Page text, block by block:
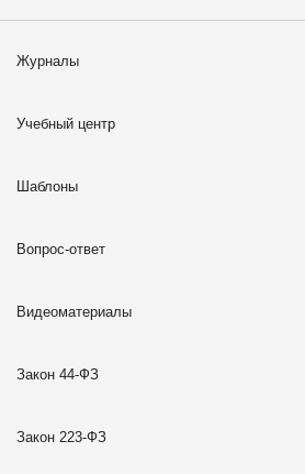
Журналы
Учебный центр
Шаблоны
Вопрос-ответ
Видеоматериалы
Закон 44-ФЗ
Закон 223-ФЗ